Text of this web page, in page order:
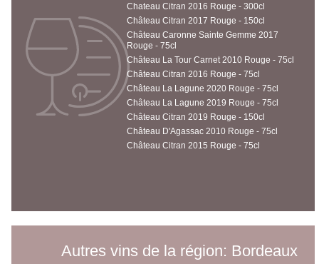
Chateau Citran 2016 Rouge - 300cl
Château Citran 2017 Rouge - 150cl
Château Caronne Sainte Gemme 2017
Rouge - 75cl
Château La Tour Carnet 2010 Rouge - 75cl
Château Citran 2016 Rouge - 75cl
Château La Lagune 2020 Rouge - 75cl
Château La Lagune 2019 Rouge - 75cl
Château Citran 2019 Rouge - 150cl
Château D'Agassac 2010 Rouge - 75cl
Château Citran 2015 Rouge - 75cl
Autres vins de la région: Bordeaux